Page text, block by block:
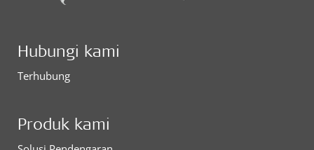
Hubungi kami
Terhubung
Produk kami